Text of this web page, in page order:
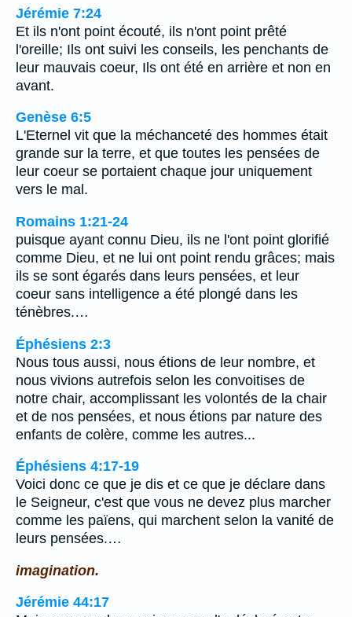
Jérémie 7:24
Et ils n'ont point écouté, ils n'ont point prêté
l'oreille; Ils ont suivi les conseils, les penchants de
leur mauvais coeur, Ils ont été en arrière et non en
avant.
Genèse 6:5
L'Eternel vit que la méchanceté des hommes était
grande sur la terre, et que toutes les pensées de
leur coeur se portaient chaque jour uniquement
vers le mal.
Romains 1:21-24
puisque ayant connu Dieu, ils ne l'ont point glorifié
comme Dieu, et ne lui ont point rendu grâces; mais
ils se sont égarés dans leurs pensées, et leur
coeur sans intelligence a été plongé dans les
ténèbres.…
Éphésiens 2:3
Nous tous aussi, nous étions de leur nombre, et
nous vivions autrefois selon les convoitises de
notre chair, accomplissant les volontés de la chair
et de nos pensées, et nous étions par nature des
enfants de colère, comme les autres...
Éphésiens 4:17-19
Voici donc ce que je dis et ce que je déclare dans
le Seigneur, c'est que vous ne devez plus marcher
comme les païens, qui marchent selon la vanité de
leurs pensées.…
imagination.
Jérémie 44:17